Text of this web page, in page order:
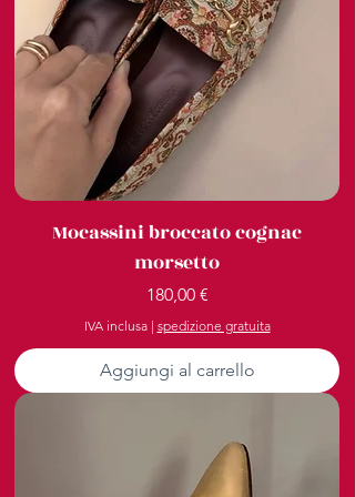
Mocassini broccato cognac
morsetto
Prezzo
180,00 €
IVA inclusa| spedizione gratuita
Aggiungi al carrello